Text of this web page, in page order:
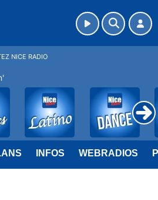
INFOS WEBRADIOS
NICE RADIO